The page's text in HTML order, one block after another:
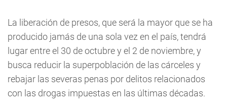
La liberación de presos, que será la mayor que se ha
producido jamás de una sola vez en el país, tendrá
lugar entre el 30 de octubre y el 2 de noviembre, y
busca reducir la superpoblación de las cárceles y
rebajar las severas penas por delitos relacionados
con las drogas impuestas en las últimas décadas.